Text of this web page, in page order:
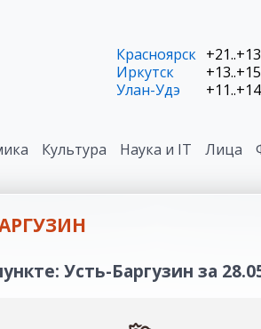
Красноярск
Иркутск
Улан-Удэ
Культура Наука и IT Лица
Усть-Баргузин за